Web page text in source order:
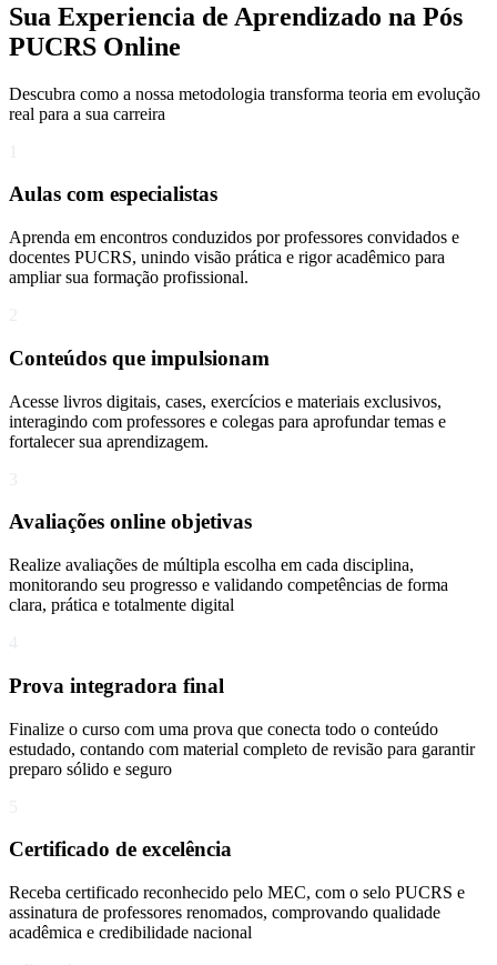
Sua Experiencia de Aprendizado na Pós
PUCRS Online
Descubra como a nossa metodologia transforma teoria em evolução
real para a sua carreira​
Aulas com especialistas
Aprenda em encontros conduzidos por professores convidados e
docentes PUCRS, unindo visão prática e rigor acadêmico para
ampliar sua formação profissional.
Conteúdos que impulsionam
Acesse livros digitais, cases, exercícios e materiais exclusivos,
interagindo com professores e colegas para aprofundar temas e
fortalecer sua aprendizagem.
Avaliações online objetivas
Realize avaliações de múltipla escolha em cada disciplina,
monitorando seu progresso e validando competências de forma
clara, prática e totalmente digital
Prova integradora final
Finalize o curso com uma prova que conecta todo o conteúdo
estudado, contando com material completo de revisão para garantir
preparo sólido e seguro
Certificado de excelência
Receba certificado reconhecido pelo MEC, com o selo PUCRS e
assinatura de professores renomados, comprovando qualidade
acadêmica e credibilidade nacional